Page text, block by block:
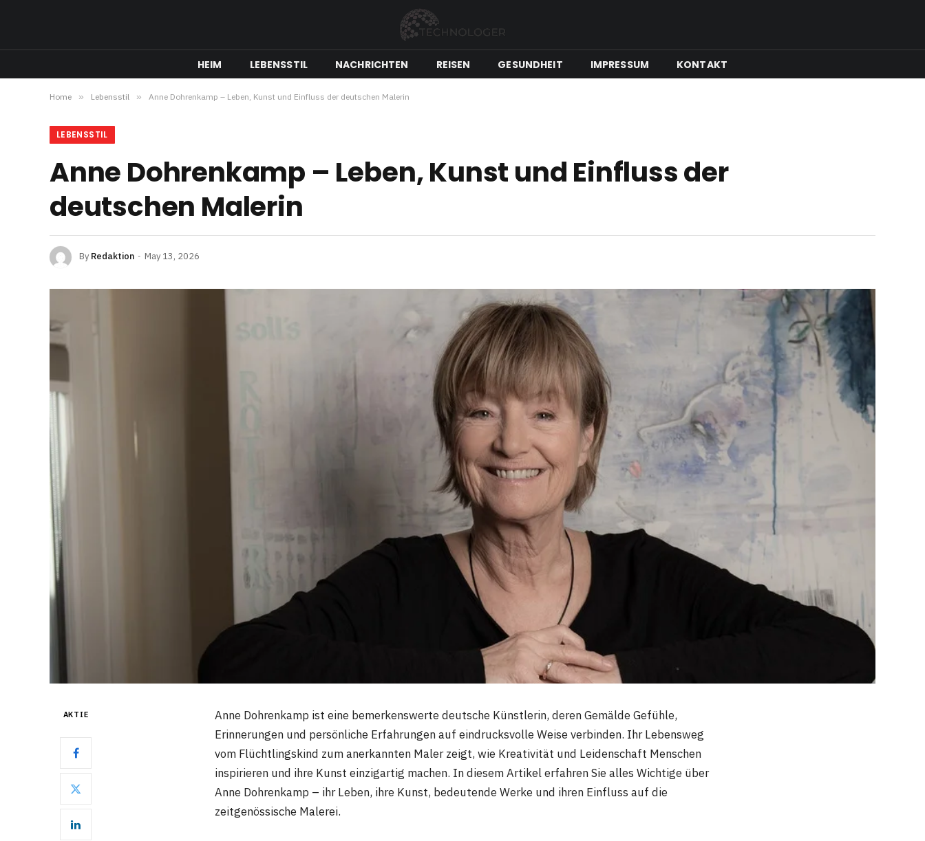
HEIM LEBENSSTIL NACHRICHTEN REISEN GESUNDHEIT IMPRESSUM KONTAKT
Home » Lebensstil » Anne Dohrenkamp – Leben, Kunst und Einfluss der deutschen Malerin
LEBENSSTIL
Anne Dohrenkamp – Leben, Kunst und Einfluss der
deutschen Malerin
By Redaktion May 13, 2026
AKTIE
Anne Dohrenkamp ist eine bemerkenswerte deutsche Künstlerin, deren Gemälde Gefühle,
Erinnerungen und persönliche Erfahrungen auf eindrucksvolle Weise verbinden. Ihr Lebensweg
vom Flüchtlingskind zum anerkannten Maler zeigt, wie Kreativität und Leidenschaft Menschen
inspirieren und ihre Kunst einzigartig machen. In diesem Artikel erfahren Sie alles Wichtige über
Anne Dohrenkamp – ihr Leben, ihre Kunst, bedeutende Werke und ihren Einfluss auf die
zeitgenössische Malerei.